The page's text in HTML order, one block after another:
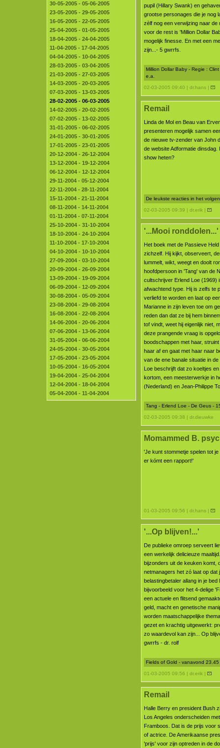
30-05-2005 - 05-06-2005
23-05-2005 - 29-05-2005
16-05-2005 - 22-05-2005
25-04-2005 - 01-05-2005
18-04-2005 - 24-04-2005
11-04-2005 - 17-04-2005
04-04-2005 - 10-04-2005
28-03-2005 - 03-04-2005
21-03-2005 - 27-03-2005
14-03-2005 - 20-03-2005
07-03-2005 - 13-03-2005
28-02-2005 - 06-03-2005
14-02-2005 - 20-02-2005
07-02-2005 - 13-02-2005
31-01-2005 - 06-02-2005
24-01-2005 - 30-01-2005
17-01-2005 - 23-01-2005
20-12-2004 - 26-12-2004
13-12-2004 - 19-12-2004
06-12-2004 - 12-12-2004
29-11-2004 - 05-12-2004
22-11-2004 - 28-11-2004
15-11-2004 - 21-11-2004
08-11-2004 - 14-11-2004
01-11-2004 - 07-11-2004
25-10-2004 - 31-10-2004
18-10-2004 - 24-10-2004
11-10-2004 - 17-10-2004
04-10-2004 - 10-10-2004
27-09-2004 - 03-10-2004
20-09-2004 - 26-09-2004
13-09-2004 - 19-09-2004
06-09-2004 - 12-09-2004
30-08-2004 - 05-09-2004
23-08-2004 - 29-08-2004
16-08-2004 - 22-08-2004
14-06-2004 - 20-06-2004
07-06-2004 - 13-06-2004
31-05-2004 - 06-06-2004
24-05-2004 - 30-05-2004
17-05-2004 - 23-05-2004
10-05-2004 - 16-05-2004
19-04-2004 - 25-04-2004
12-04-2004 - 18-04-2004
05-04-2004 - 11-04-2004
pupil (Hillary Swank) en
grootse personages die je nog
zèlf nog een verwijzing naar
voor de rest is 'Million Dollar
mogelijk finesse. En met een
zijn...- 5 gwrrfs.
Million Dollar Baby - Regie :
e.a.
02-03-2005 09:40 | dr.hans |
Remail
Linda de Mol en Beau van
presenteren mogelijk samen
de nieuwe tv-zender van John
de website Adformatie dinsdag.
show heten?
De leukste reacties in het
02-03-2005 09:39 | dr.erik |
'...Mooi ronddolen...'
Het boek met de Passieve
zichzelf. Hij kijkt, observeert,
lummelt, wikt, weegt en doolt
hoofdpersoon in 'Tang' van de
cultschrijver Erlend Loe (1969)
afwachtend type. Hij is zelfs te
verliefd te worden en laat op
Marianne in zijn leven toe om
reden dan dat ze bij hem
tof vindt, weet hij eigenlijk niet,
deze prangende vraag is
boodschappen met haar,
haar af en gaat met haar naar
van de ene banale situatie in
Loe beschrijft dat zo koeltjes
kortom, een meesterwerkje in
(Nederland) en Jean-Philippe
Tang - Erlend Loe - De Geus -
02-03-2005 09:38 | dr.dieuwke
Momammed B.
'Je kunt stommetje spelen tot
er kómt een rapport!'
01-03-2005 09:56 | dr.hans |
'...Op blijven!...'
De publieke omroep serveert
een werkelijk delicieuze
bijzonders uit de keuken komt,
netmanagers het zó laat op dat
belastingbetaler allang in je bed
bijvoorbeeld voor het 4-delige
een actuele en flitsend
geld, macht en genetische
worden maatschappelijke
gezet en krachtig uitgewerkt:
zo waardevol kan zijn... Op
gwrrfs - dr. rolf
Fields of Gold - vanavond
01-03-2005 09:56 | dr.erik |
Remail
Halle Berry en president Bush
Los Angeles onderscheiden
Framboos. Dat is de prijs voor
of actrice. De Amerikaanse
'prijs' voor zijn optreden in de